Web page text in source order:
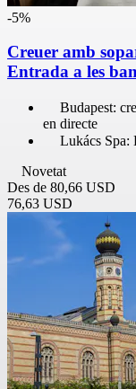
-5%
Creuer amb
Entrada a les
Budapest:
en directe
Lukács Spa:
Novetat
Des de 80,66 USD
76,63 USD